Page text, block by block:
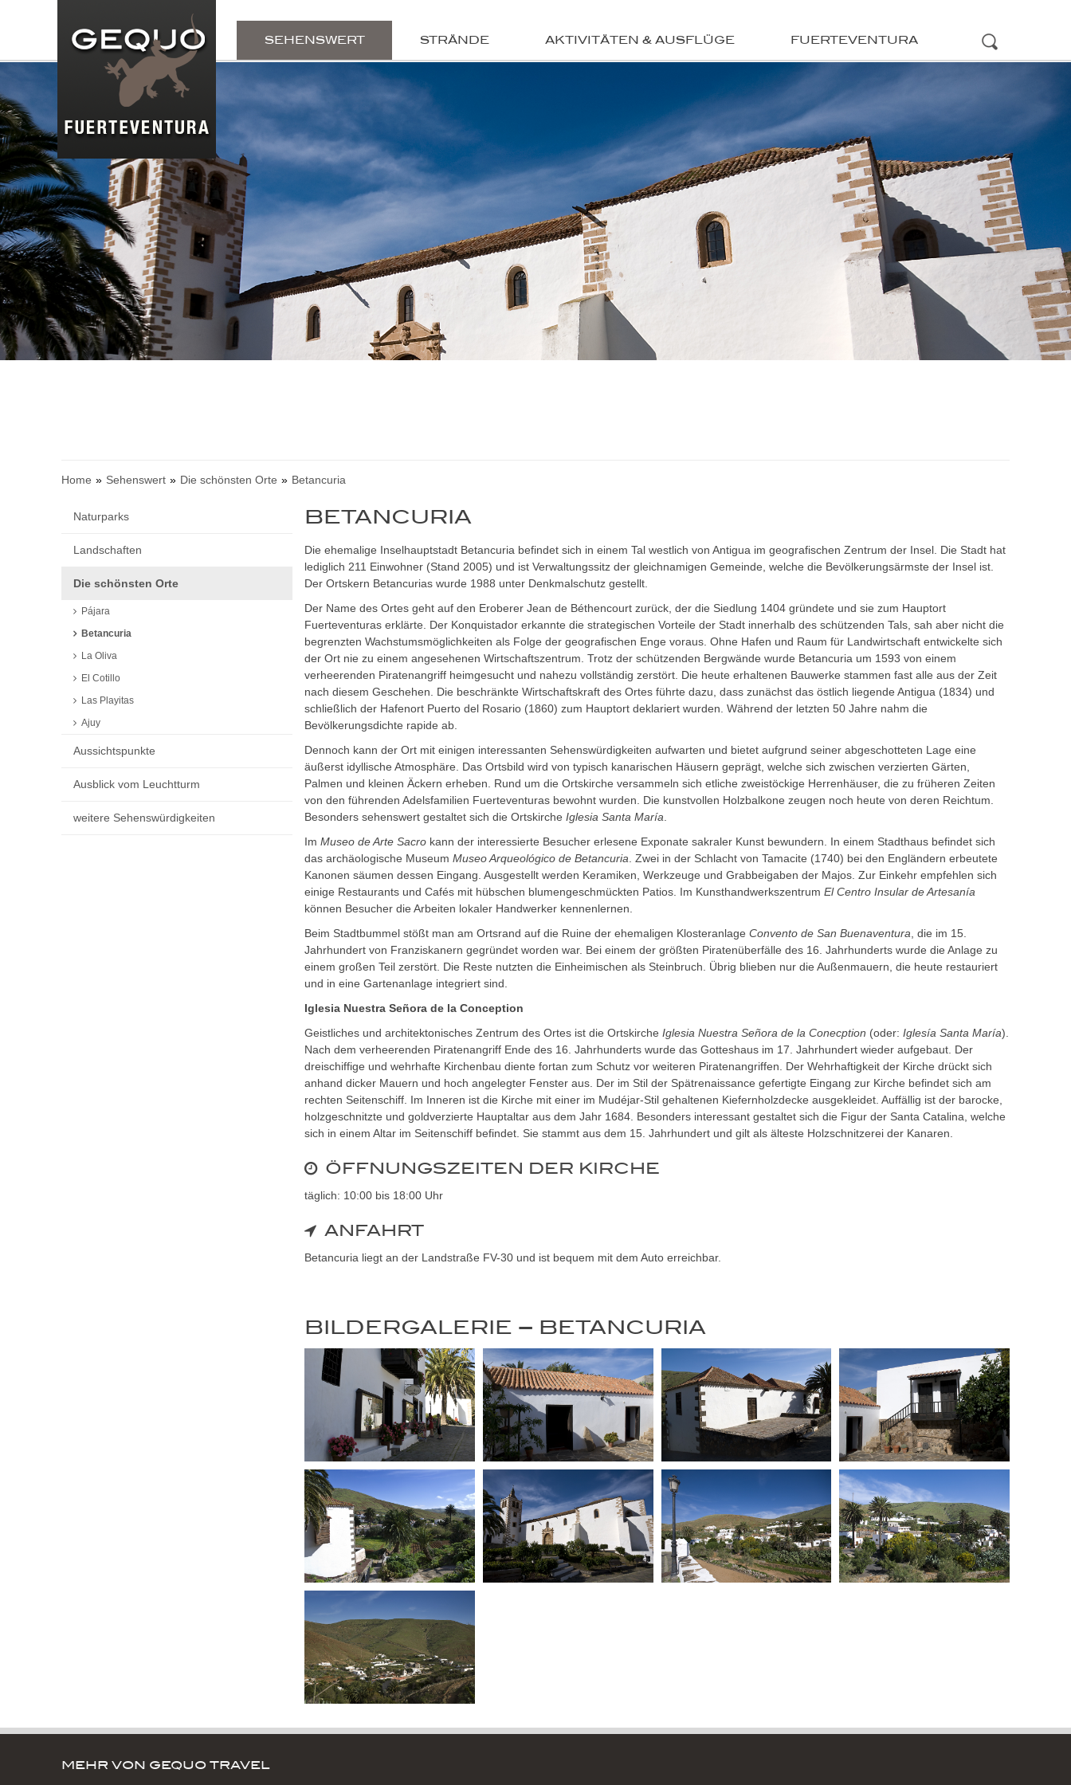
SEHENSWERT STRÄNDE AKTIVITÄTEN & AUSFLÜGE FUERTEVENTURA
Home Sehenswert Die schönsten Orte Betancuria
Naturparks
Landschaften
Die schönsten Orte
Pájara
Betancuria
La Oliva
El Cotillo
Las Playitas
Ajuy
Aussichtspunkte
Ausblick vom Leuchtturm
weitere Sehenswürdigkeiten
BETANCURIA
Die ehemalige Inselhauptstadt Betancuria befindet sich in einem Tal westlich von Antigua im geografischen Zentrum der Insel. Die Stadt hat
lediglich 211 Einwohner (Stand 2005) und ist Verwaltungssitz der gleichnamigen Gemeinde, welche die Bevölkerungsärmste der Insel ist.
Der Ortskern Betancurias wurde 1988 unter Denkmalschutz gestellt.
Der Name des Ortes geht auf den Eroberer Jean de Béthencourt zurück, der die Siedlung 1404 gründete und sie zum Hauptort
Fuerteventuras erklärte. Der Konquistador erkannte die strategischen Vorteile der Stadt innerhalb des schützenden Tals, sah aber nicht die
begrenzten Wachstumsmöglichkeiten als Folge der geografischen Enge voraus. Ohne Hafen und Raum für Landwirtschaft entwickelte sich
der Ort nie zu einem angesehenen Wirtschaftszentrum. Trotz der schützenden Bergwände wurde Betancuria um 1593 von einem
verheerenden Piratenangriff heimgesucht und nahezu vollständig zerstört. Die heute erhaltenen Bauwerke stammen fast alle aus der Zeit
nach diesem Geschehen. Die beschränkte Wirtschaftskraft des Ortes führte dazu, dass zunächst das östlich liegende Antigua (1834) und
schließlich der Hafenort Puerto del Rosario (1860) zum Hauptort deklariert wurden. Während der letzten 50 Jahre nahm die
Bevölkerungsdichte rapide ab.
Dennoch kann der Ort mit einigen interessanten Sehenswürdigkeiten aufwarten und bietet aufgrund seiner abgeschotteten Lage eine
äußerst idyllische Atmosphäre. Das Ortsbild wird von typisch kanarischen Häusern geprägt, welche sich zwischen verzierten Gärten,
Palmen und kleinen Äckern erheben. Rund um die Ortskirche versammeln sich etliche zweistöckige Herrenhäuser, die zu früheren Zeiten
von den führenden Adelsfamilien Fuerteventuras bewohnt wurden. Die kunstvollen Holzbalkone zeugen noch heute von deren Reichtum.
Besonders sehenswert gestaltet sich die Ortskirche Iglesia Santa María
Im Museo de Arte Sacro kann der interessierte Besucher erlesene Exponate sakraler Kunst bewundern. In einem Stadthaus befindet sich
das archäologische Museum Museo Arqueológico de Betancuria . Zwei in der Schlacht von Tamacite (1740) bei den Engländern erbeutete
Kanonen säumen dessen Eingang. Ausgestellt werden Keramiken, Werkzeuge und Grabbeigaben der Majos. Zur Einkehr empfehlen sich
einige Restaurants und Cafés mit hübschen blumengeschmückten Patios. Im Kunsthandwerkszentrum El Centro Insular de Artesanía
können Besucher die Arbeiten lokaler Handwerker kennenlernen.
Beim Stadtbummel stößt man am Ortsrand auf die Ruine der ehemaligen Klosteranlage Convento de San Buenaventura , die im 15.
Jahrhundert von Franziskanern gegründet worden war. Bei einem der größten Piratenüberfälle des 16. Jahrhunderts wurde die Anlage zu
einem großen Teil zerstört. Die Reste nutzten die Einheimischen als Steinbruch. Übrig blieben nur die Außenmauern, die heute restauriert
und in eine Gartenanlage integriert sind.
Iglesia Nuestra Señora de la Conception
Geistliches und architektonisches Zentrum des Ortes ist die Ortskirche Iglesia Nuestra Señora de la Conecption (oder: Iglesía Santa María).
Nach dem verheerenden Piratenangriff Ende des 16. Jahrhunderts wurde das Gotteshaus im 17. Jahrhundert wieder aufgebaut. Der
dreischiffige und wehrhafte Kirchenbau diente fortan zum Schutz vor weiteren Piratenangriffen. Der Wehrhaftigkeit der Kirche drückt sich
anhand dicker Mauern und hoch angelegter Fenster aus. Der im Stil der Spätrenaissance gefertigte Eingang zur Kirche befindet sich am
rechten Seitenschiff. Im Inneren ist die Kirche mit einer im Mudéjar-Stil gehaltenen Kiefernholzdecke ausgekleidet. Auffällig ist der barocke,
holzgeschnitzte und goldverzierte Hauptaltar aus dem Jahr 1684. Besonders interessant gestaltet sich die Figur der Santa Catalina, welche
sich in einem Altar im Seitenschiff befindet. Sie stammt aus dem 15. Jahrhundert und gilt als älteste Holzschnitzerei der Kanaren.
ÖFFNUNGSZEITEN DER KIRCHE
täglich: 10:00 bis 18:00 Uhr
ANFAHRT
Betancuria liegt an der Landstraße FV-30 und ist bequem mit dem Auto erreichbar.
BILDERGALERIE – BETANCURIA
MEHR VON GEQUO TRAVEL